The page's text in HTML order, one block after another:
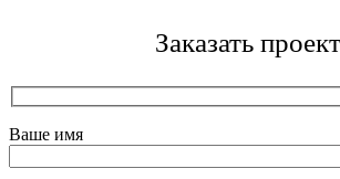
Заказать проект
Ваше имя